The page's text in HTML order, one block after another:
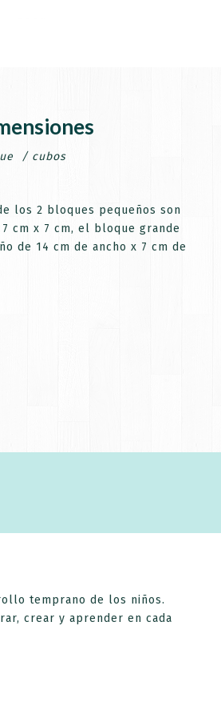
/ cubos
los 2 bloques pequeños son
cm x 7 cm, el bloque grande
de 14 cm de ancho x 7 cm de
temprano de los niños.
crear y aprender en cada